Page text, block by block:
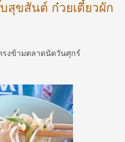
สุขสันต์ ก๋วยเตี๋ยวผัก
รงข้ามตลาดนัดวันศุกร์